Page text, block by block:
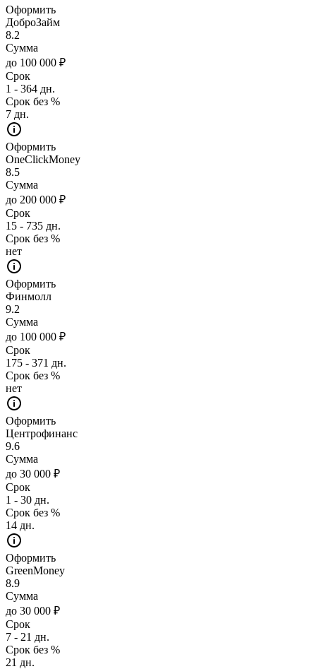
Оформить
ДоброЗайм
8.2
Сумма
до 100 000 ₽
Срок
1 - 364 дн.
Срок без %
7 дн.
Оформить
OneClickMoney
8.5
Сумма
до 200 000 ₽
Срок
15 - 735 дн.
Срок без %
нет
Оформить
Финмолл
9.2
Сумма
до 100 000 ₽
Срок
175 - 371 дн.
Срок без %
нет
Оформить
Центрофинанс
9.6
Сумма
до 30 000 ₽
Срок
1 - 30 дн.
Срок без %
14 дн.
Оформить
GreenMoney
8.9
Сумма
до 30 000 ₽
Срок
7 - 21 дн.
Срок без %
21 дн.